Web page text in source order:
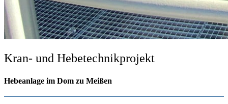
Kran- und Hebetechnikprojekt
Hebeanlage im Dom zu Meißen